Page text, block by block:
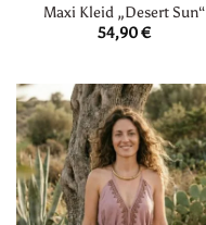
Maxi Kleid „Desert Sun“
54,90€